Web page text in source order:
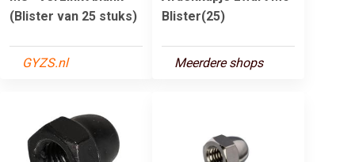
(Blister van 25 stuks)
GYZS.nl
Blister(25)
Meerdere shops